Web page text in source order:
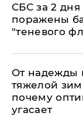
СБС за 2
поражены
"теневого
От надежды
тяжелой
почему
угасает